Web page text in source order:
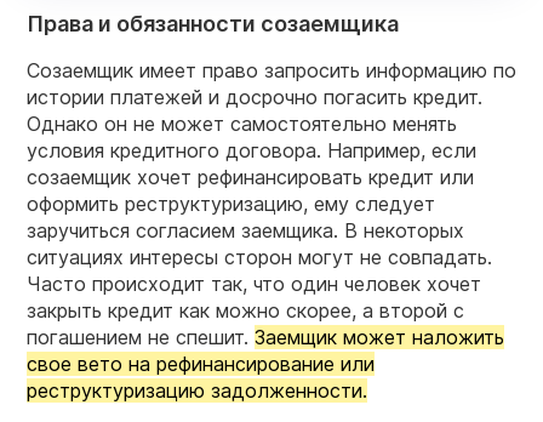
Права и обязанности созаемщика
Созаемщик имеет право запросить информацию по
истории платежей и досрочно погасить кредит.
Однако он не может самостоятельно менять
условия кредитного договора. Например, если
созаемщик хочет рефинансировать кредит или
оформить реструктуризацию, ему следует
заручиться согласием заемщика. В некоторых
ситуациях интересы сторон могут не совпадать.
Часто происходит так, что один человек хочет
закрыть кредит как можно скорее, а второй с
погашением не спешит. Заемщик может наложить
свое вето на рефинансирование или
реструктуризацию задолженности.